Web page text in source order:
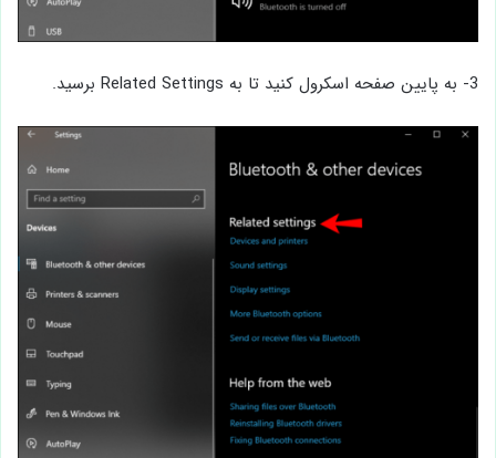
3- به پایین صفحه اسکرول کنید تا به Related Settings برسید.